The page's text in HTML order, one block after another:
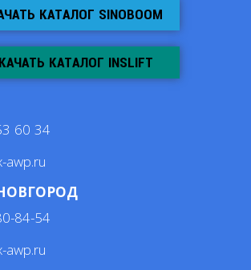
КАТАЛОГ SINOBOOM
КАТАЛОГ INSLIFT
60 34
awp.ru
84-54
awp.ru